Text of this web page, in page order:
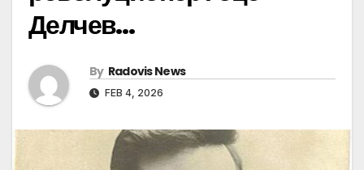
Делчев…
By Radovis News
FEB 4, 2026